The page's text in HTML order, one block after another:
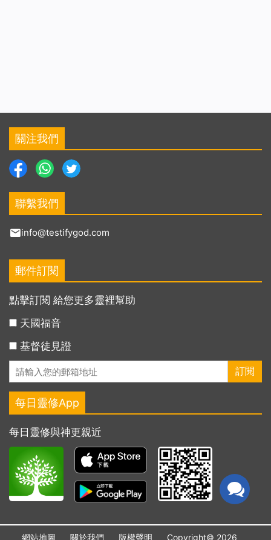
關注我們
聯繫我們
info@testifygod.com
郵件訂閱
點擊訂閱 給您更多靈裡幫助
天國福音
基督徒見證
每日靈修App
每日靈修與神更親近
網站地圖 關於我們 版權聲明 Copyright© 2026